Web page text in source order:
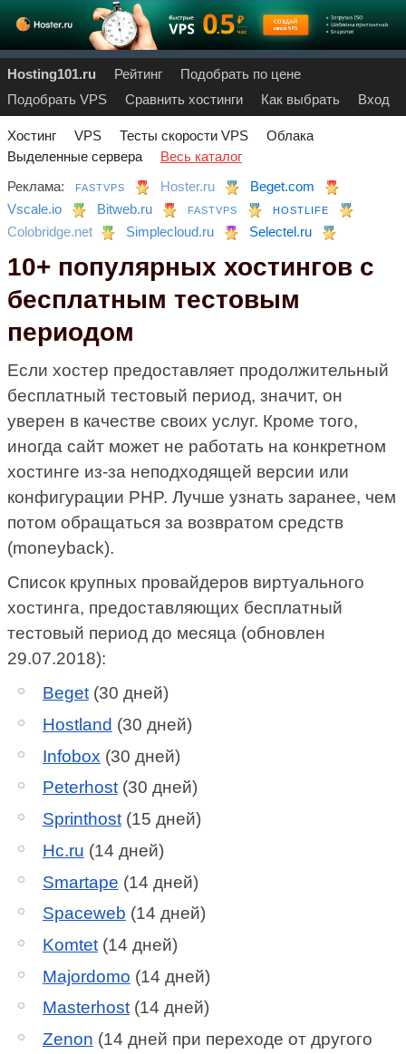
Hosting101.ru Рейтинг
Подобрать по цене
Подобрать VPS
Сравнить хостинги Как выбрать Вход
Хостинг VPS Тесты скорости VPS
Облака
Выделенные сервера
Весь каталог
Реклама:
FASTVPS Hoster.ru
Beget.com
Vscale.io
Bitweb.ru FASTVPS HOSTLIFE
Colobridge.net Simplecloud.ru Selectel.ru
10+ популярных хостингов с
бесплатным тестовым
периодом
Если хостер предоставляет продолжительный
бесплатный тестовый период, значит, он
уверен в качестве своих услуг. Кроме того,
иногда сайт может не работать на конкретном
хостинге из-за неподходящей версии или
конфигурации PHP. Лучше узнать заранее, чем
потом обращаться за возвратом средств
(moneyback).
Список крупных провайдеров виртуального
хостинга, предоставляющих бесплатный
тестовый период до месяца (обновлен
29.07.2018):
Beget(30 дней)
Hostland (30 дней)
Infobox (30 дней)
Peterhost(30 дней)
Sprinthost(15 дней)
Hc.ru (14 дней)
Smartape (14 дней)
Spaceweb (14 дней)
Komtet(14 дней)
Majordomo (14 дней)
Masterhost(14 дней)
Zenon (14 дней при переходе от другого